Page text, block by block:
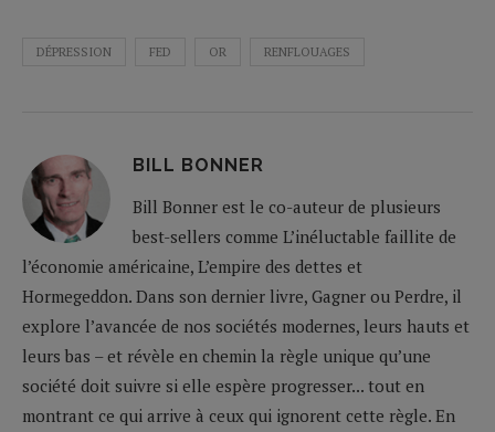
DÉPRESSION FED OR RENFLOUAGES
BILL BONNER
Bill Bonner est le co-auteur de plusieurs
best-sellers comme L’inéluctable faillite de
l’économie américaine, L’empire des dettes et
Hormegeddon. Dans son dernier livre, Gagner ou Perdre, il
explore l’avancée de nos sociétés modernes, leurs hauts et
leurs bas – et révèle en chemin la règle unique qu’une
société doit suivre si elle espère progresser... tout en
montrant ce qui arrive à ceux qui ignorent cette règle. En